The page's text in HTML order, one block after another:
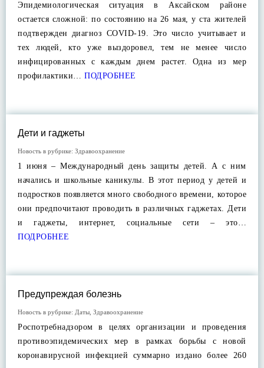
Эпидемиологическая ситуация в Аксайском районе
остается сложной: по состоянию на 26 мая, у ста жителей
подтвержден диагноз COVID-19. Это число учитывает и
тех людей, кто уже выздоровел, тем не менее число
инфицированных с каждым днем растет. Одна из мер
профилактики… ПОДРОБНЕЕ
Дети и гаджеты
Новость в рубрике: Здравоохранение
1 июня – Международный день защиты детей. А с ним
начались и школьные каникулы. В этот период у детей и
подростков появляется много свободного времени, которое
они предпочитают проводить в различных гаджетах. Дети
и гаджеты, интернет, социальные сети – это…
ПОДРОБНЕЕ
Предупреждая болезнь
Новость в рубрике: Даты Здравоохранение
Роспотребнадзором в целях организации и проведения
противоэпидемических мер в рамках борьбы с новой
коронавирусной инфекцией суммарно издано более 260